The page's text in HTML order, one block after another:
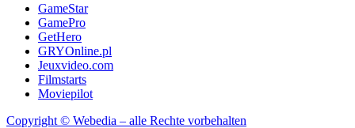
GameStar
GamePro
GetHero
GRYOnline.pl
Jeuxvideo.com
Filmstarts
Moviepilot
Copyright © Webedia – alle Rechte vorbehalten